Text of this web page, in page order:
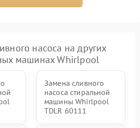
насоса на других
машинах Whirlpool
Замена сливного
насоса стиральной
машины Whirlpool
TDLR 60111